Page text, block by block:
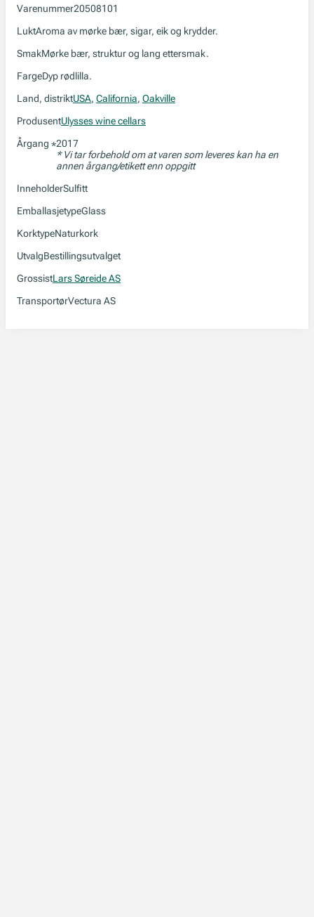
Varenummer20508101
LuktAroma av mørke bær, sigar, eik og krydder.
SmakMørke bær, struktur og lang ettersmak.
FargeDyp rødlilla.
Land, distriktUSA, California, Oakville
ProdusentUlysses wine cellars
Årgang *2017
* Vi tar forbehold om at varen som leveres kan ha en
annen årgang/etikett enn oppgitt
InneholderSulfitt
EmballasjetypeGlass
KorktypeNaturkork
UtvalgBestillingsutvalget
GrossistLars Søreide AS
TransportørVectura AS